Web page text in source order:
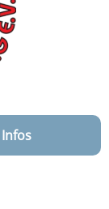
Infos